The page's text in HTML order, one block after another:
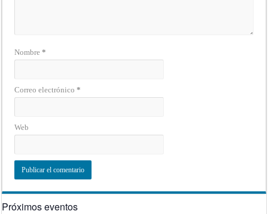
Nombre*
Correo electrónico*
Web
Próximos eventos